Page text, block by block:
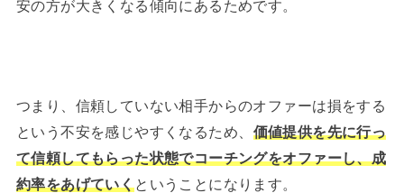
安の方が大きくなる傾向にあるためです。
つまり、信頼していない相手からのオファーは損をする
という不安を感じやすくなるため、 価値提供を先に行っ
て信頼してもらった状態でコーチングをオファーし、成
約率をあげていくということになります。